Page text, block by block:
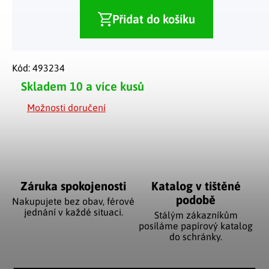
Skladem 10 a více kusů
Možnosti doručení
Přidat do košíku
Kód: 493234
Záruka spokojenosti
Nakupujete bez obav, férové
jednání v každé situaci.
Katalog v tištěné
podobě
Stálým zákazníkům
posíláme papírový katalog
do schránky.